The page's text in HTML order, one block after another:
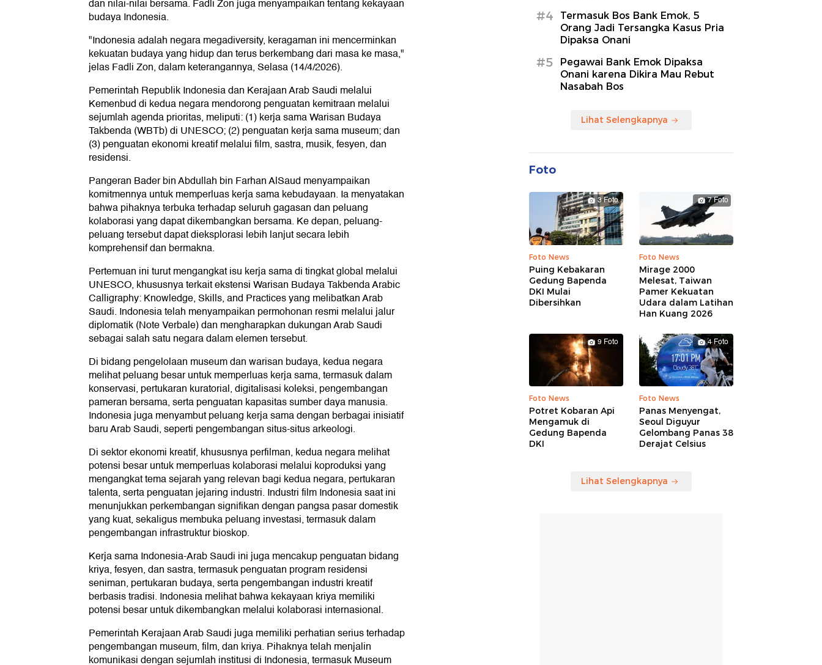
dan nilai-nilai bersama. Fadli Zon juga menyampaikan tentang kekayaan
budaya Indonesia.
"Indonesia adalah negara megadiversity, keragaman ini mencerminkan
kekuatan budaya yang hidup dan terus berkembang dari masa ke masa,"
jelas Fadli Zon, dalam keterangannya, Selasa (14/4/2026).
Pemerintah Republik Indonesia dan Kerajaan Arab Saudi melalui
Kemenbud di kedua negara mendorong penguatan kemitraan melalui
sejumlah agenda prioritas, meliputi: (1) kerja sama Warisan Budaya
Takbenda (WBTb) di UNESCO; (2) penguatan kerja sama museum; dan
(3) penguatan ekonomi kreatif melalui film, sastra, musik, fesyen, dan
residensi.
Pangeran Bader bin Abdullah bin Farhan AlSaud menyampaikan
komitmennya untuk memperluas kerja sama kebudayaan. Ia menyatakan
bahwa pihaknya terbuka terhadap seluruh gagasan dan peluang
kolaborasi yang dapat dikembangkan bersama. Ke depan, peluang-
peluang tersebut dapat dieksplorasi lebih lanjut secara lebih
komprehensif dan bermakna.
Pertemuan ini turut mengangkat isu kerja sama di tingkat global melalui
UNESCO, khususnya terkait ekstensi Warisan Budaya Takbenda Arabic
Calligraphy: Knowledge, Skills, and Practices yang melibatkan Arab
Saudi. Indonesia telah menyampaikan permohonan resmi melalui jalur
diplomatik (Note Verbale) dan mengharapkan dukungan Arab Saudi
sebagai salah satu negara dalam elemen tersebut.
Di bidang pengelolaan museum dan warisan budaya, kedua negara
melihat peluang besar untuk memperluas kerja sama, termasuk dalam
konservasi, pertukaran kuratorial, digitalisasi koleksi, pengembangan
pameran bersama, serta penguatan kapasitas sumber daya manusia.
Indonesia juga menyambut peluang kerja sama dengan berbagai inisiatif
baru Arab Saudi, seperti pengembangan situs-situs arkeologi.
Di sektor ekonomi kreatif, khususnya perfilman, kedua negara melihat
potensi besar untuk memperluas kolaborasi melalui koproduksi yang
mengangkat tema sejarah yang relevan bagi kedua negara, pertukaran
talenta, serta penguatan jejaring industri. Industri film Indonesia saat ini
menunjukkan perkembangan signifikan dengan pangsa pasar domestik
yang kuat, sekaligus membuka peluang investasi, termasuk dalam
pengembangan infrastruktur bioskop.
Kerja sama Indonesia-Arab Saudi ini juga mencakup penguatan bidang
kriya, fesyen, dan sastra, termasuk penguatan program residensi
seniman, pertukaran budaya, serta pengembangan industri kreatif
berbasis tradisi. Indonesia melihat bahwa kekayaan kriya memiliki
potensi besar untuk dikembangkan melalui kolaborasi internasional.
Pemerintah Kerajaan Arab Saudi juga memiliki perhatian serius terhadap
pengembangan museum, film, dan kriya. Pihaknya telah menjalin
komunikasi dengan sejumlah institusi di Indonesia, termasuk Museum
#4
Termasuk Bos Bank Emok, 5
Orang Jadi Tersangka Kasus Pria
Dipaksa Onani
#5
Pegawai Bank Emok Dipaksa
Onani karena Dikira Mau Rebut
Nasabah Bos
Lihat Selengkapnya
Foto
3 Foto
Foto News
Puing Kebakaran
Gedung Bapenda
DKI Mulai
Dibersihkan
7 Foto
Foto News
Mirage 2000
Melesat, Taiwan
Pamer Kekuatan
Udara dalam Latihan
Han Kuang 2026
9 Foto
Foto News
Potret Kobaran Api
Mengamuk di
Gedung Bapenda
DKI
4 Foto
Foto News
Panas Menyengat,
Seoul Diguyur
Gelombang Panas 38
Derajat Celsius
Lihat Selengkapnya